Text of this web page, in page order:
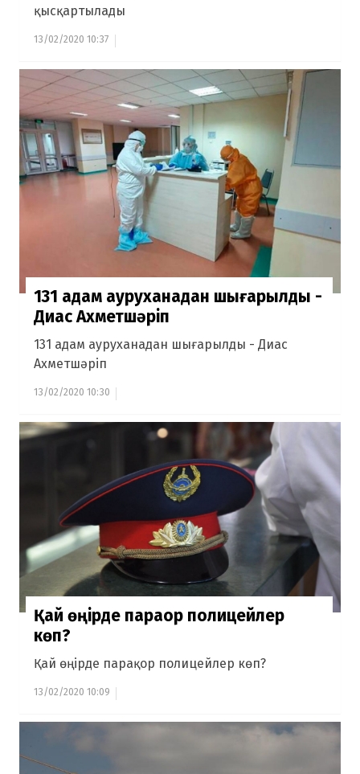
қысқартылады
13/02/2020 10:37
131 адам ауруханадан шығарылды -
Диас Ахметшәріп
131 адам ауруханадан шығарылды - Диас
Ахметшәріп
13/02/2020 10:30
Қай өңірде парақор полицейлер
көп?
Қай өңірде парақор полицейлер көп?
13/02/2020 10:09